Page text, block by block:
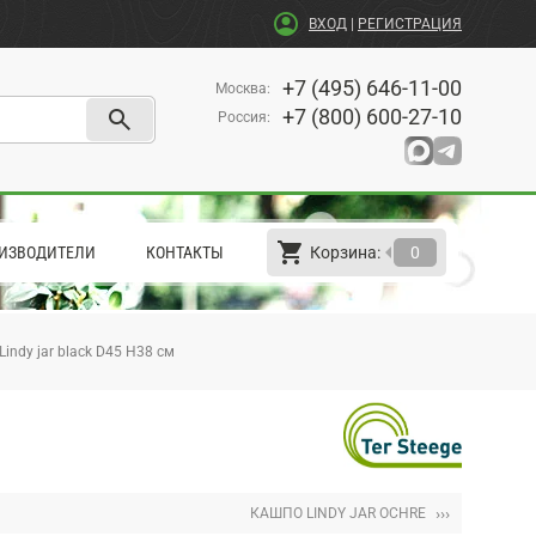
account_circle ВХОД РЕГИСТРАЦИЯ
search
Москва: +7 (495) 646-11-00
Россия: +7 (800) 600-27-10
КОНТАКТЫ shopping_cart Корзина: 0
arrow_left
jar black D45 H38 см
КАШПО LINDY JAR OCHRE ›››